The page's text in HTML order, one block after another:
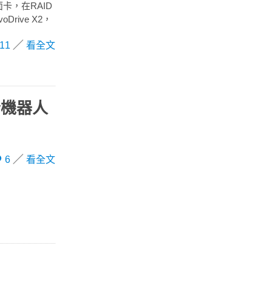
，在RAID
X2，
11
看全文
器人
6 看全文